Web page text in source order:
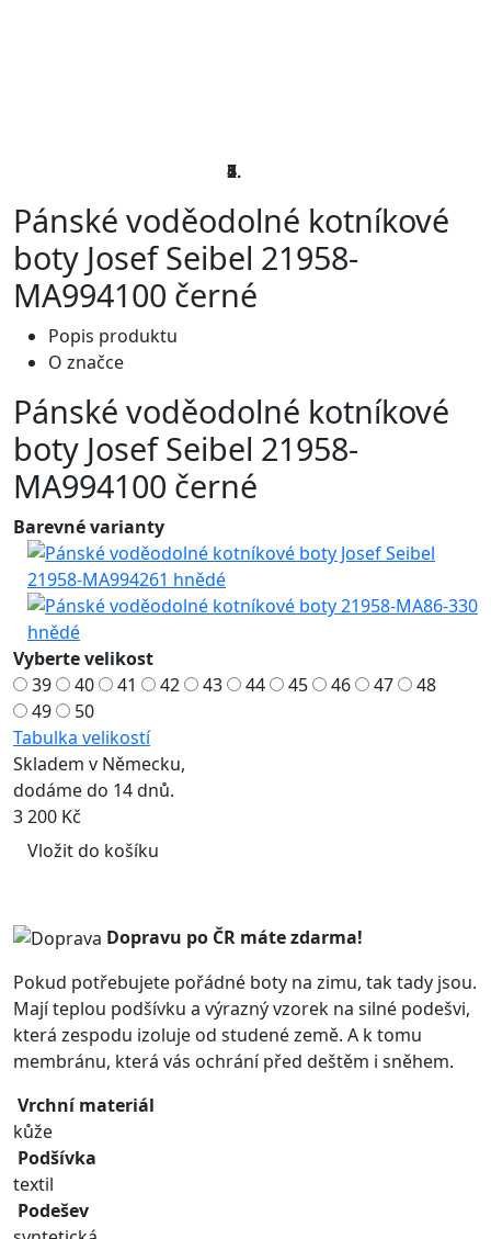
Pánské voděodolné kotníkové
boty Josef Seibel 21958-
MA994100 černé
Popis produktu
O značce
Pánské voděodolné kotníkové
boty Josef Seibel 21958-
MA994100 černé
Barevné varianty
Vyberte velikost
39
40 41 42 43 44 45 46 47
48
49
50
Tabulka velikostí
Skladem v Německu,
dodáme do 14 dnů.
3 200 Kč
Vložit do košíku
Dopravu po ČR mátezdarma!
Pokud potřebujete pořádné boty na zimu, tak tady jsou.
Mají teplou podšívku a výrazný vzorek na silné podešvi,
která zespodu izoluje od studené země. A k tomu
membránu, která vás ochrání před deštěm i sněhem.
Vrchní materiál
kůže
Podšívka
textil
Podešev